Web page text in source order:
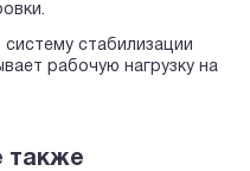
стабилизации
рабочую нагрузку на
также